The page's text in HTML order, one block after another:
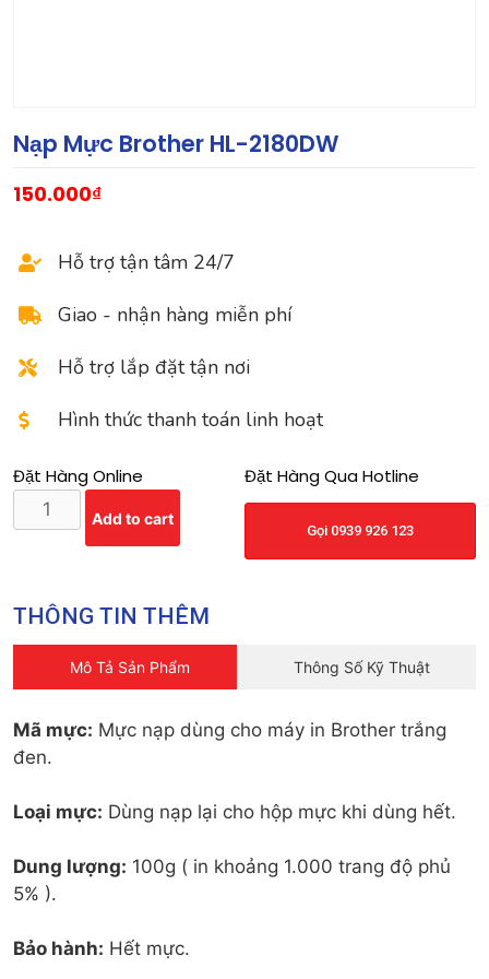
Nạp Mực Brother HL-2180DW
150.000₫
Hỗ trợ tận tâm 24/7
Giao - nhận hàng miễn phí
Hỗ trợ lắp đặt tận nơi
Hình thức thanh toán linh hoạt
Đặt Hàng Online Đặt Hàng Qua Hotline
Add to cart
Gọi 0939 926 123
THÔNG TIN THÊM
Mô Tả Sản Phẩm Thông Số Kỹ Thuật
Mã mực: Mực nạp dùng cho máy in Brother trắng
đen.
Loại mực: Dùng nạp lại cho hộp mực khi dùng hết.
Dung lượng: 100g ( in khoảng 1.000 trang độ phủ
5% ).
Bảo hành: Hết mực.